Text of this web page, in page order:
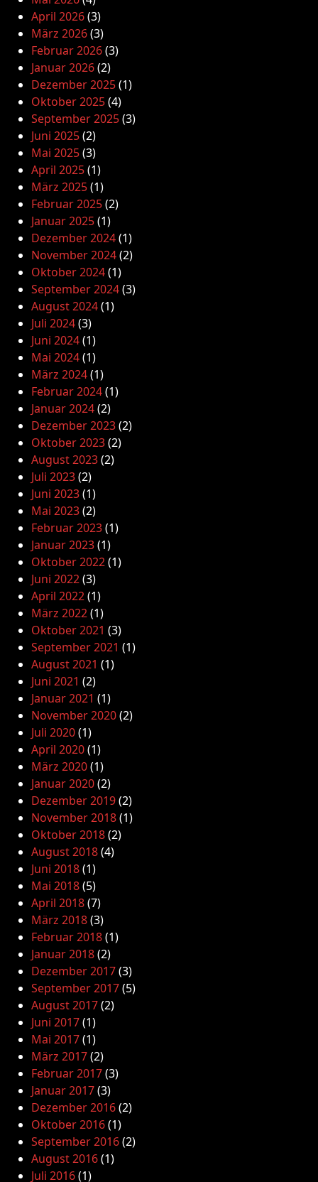
April 2026(3)
März 2026(3)
Februar 2026(3)
Januar 2026(2)
Dezember 2025(1)
Oktober 2025(4)
September 2025(3)
Juni 2025(2)
Mai 2025(3)
April 2025(1)
März 2025(1)
Februar 2025(2)
Januar 2025(1)
Dezember 2024(1)
November 2024(2)
Oktober 2024(1)
September 2024(3)
August 2024(1)
Juli 2024(3)
Juni 2024(1)
Mai 2024(1)
März 2024(1)
Februar 2024(1)
Januar 2024(2)
Dezember 2023(2)
Oktober 2023(2)
August 2023(2)
Juli 2023(2)
Juni 2023(1)
Mai 2023(2)
Februar 2023(1)
Januar 2023(1)
Oktober 2022(1)
Juni 2022(3)
April 2022(1)
März 2022(1)
Oktober 2021 (3)
September 2021 (1)
August 2021 (1)
Juni 2021 (2)
Januar 2021 (1)
November 2020(2)
Juli 2020(1)
April 2020(1)
März 2020(1)
Januar 2020(2)
Dezember 2019(2)
November 2018(1)
Oktober 2018(2)
August 2018(4)
Juni 2018(1)
Mai 2018(5)
April 2018(7)
März 2018(3)
Februar 2018(1)
Januar 2018(2)
Dezember 2017(3)
September 2017(5)
August 2017(2)
Juni 2017(1)
Mai 2017(1)
März 2017(2)
Februar 2017(3)
Januar 2017(3)
Dezember 2016(2)
Oktober 2016(1)
September 2016(2)
August 2016(1)
Juli 2016(1)